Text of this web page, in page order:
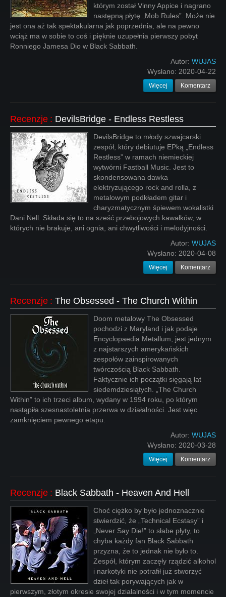
którym został Vinny Appice i nagrano
następną płytę „Mob Rules”. Może nie
jest ona aż tak spektakularna jak poprzednia, ale na pewno
wciąż ma w sobie to coś i pięknie uzupełnia pierwszy pobyt
Ronniego Jamesa Dio w Black Sabbath.
Autor: WUJAS
Wysłano: 2020-04-22
Więcej Komentarz
Recenzje : DevilsBridge - Endless Restless
DevilsBridge to młody szwajcarski
zespół, który debiutuje EPką „Endless
Restless” w ramach niemieckiej
wytwórni Fastball Music. Jest to
skondensowana dawka
elektryzującego rock and rolla, z
metalowym podkładem gitar i
charyzmatycznym śpiewem wokalistki
Dani Nell. Składa się to na sześć przebojowych kawałków, w
których nie brakuje, ani ognia, ani chwytliwości i melodyjności.
Autor: WUJAS
Wysłano: 2020-04-08
Więcej Komentarz
Recenzje : The Obsessed - The Church Within
Doom metalowy The Obsessed
pochodzi z Maryland i jak podaje
Encyclopaedia Metallum, jest jednym
z najstarszych amerykańskich
zespołów zainspirowanych
twórczością Black Sabbath.
Faktycznie ich początki sięgają lat
siedemdziesiątych. „The Church
Within” to ich trzeci album, wydany w 1994 roku, po którym
nastąpiła szesnastoletnia przerwa w działalności. Jest więc
zamknięciem pewnego etapu.
Autor: WUJAS
Wysłano: 2020-03-28
Więcej Komentarz
Recenzje : Black Sabbath - Heaven And Hell
Choć ciężko by było jednoznacznie
stwierdzić, że „Technical Ecstasy” i
„Never Say Die!” to słabe płyty, to
chyba każdy fan Black Sabbath
przyzna, że to jednak nie było to.
Zespół, którym zaczęły rządzić alkohol
i narkotyki nie potrafił już stworzyć
dzieł tak porywających jak w
pierwszym, złotym okresie swojej działalności i w tym momencie